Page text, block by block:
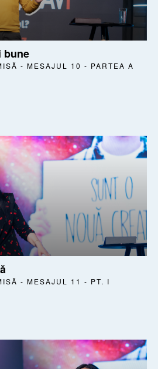
bune
- MESAJUL 10 - PARTEA A
- MESAJUL 11 - PT. I